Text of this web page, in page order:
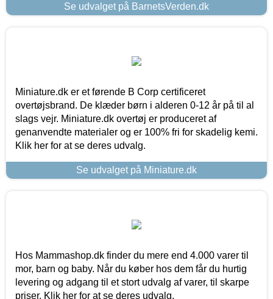
Se udvalget på BarnetsVerden.dk
Miniature.dk er et førende B Corp certificeret
overtøjsbrand. De klæder børn i alderen 0-12 år på til al
slags vejr. Miniature.dk overtøj er produceret af
genanvendte materialer og er 100% fri for skadelig kemi.
Klik her for at se deres udvalg.
Se udvalget på Miniature.dk
Hos Mammashop.dk finder du mere end 4.000 varer til
mor, barn og baby. Når du køber hos dem får du hurtig
levering og adgang til et stort udvalg af varer, til skarpe
priser. Klik her for at se deres udvalg.